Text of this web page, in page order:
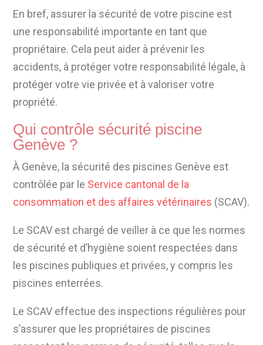
En bref, assurer la sécurité de votre piscine est
une responsabilité importante en tant que
propriétaire. Cela peut aider à prévenir les
accidents, à protéger votre responsabilité légale, à
protéger votre vie privée et à valoriser votre
propriété.
Qui contrôle sécurité piscine
Genève ?
À Genève, la sécurité des piscines Genève est
contrôlée par le Service cantonal de la
consommation et des affaires vétérinaires (SCAV).
Le SCAV est chargé de veiller à ce que les normes
de sécurité et d’hygiène soient respectées dans
les piscines publiques et privées, y compris les
piscines enterrées.
Le SCAV effectue des inspections régulières pour
s’assurer que les propriétaires de piscines